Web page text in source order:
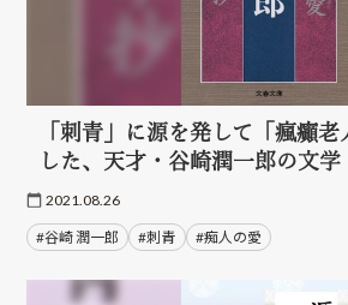
「刺青」に源を発して「瘋癲
した、天才・谷崎潤一郎の文学
2021.08.26
#谷崎 潤一郎 #刺青 #痴人の愛